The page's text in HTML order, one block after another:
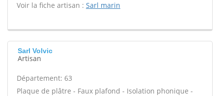
Voir la fiche artisan : Sarl marin
Sarl Volvic
Artisan
Département: 63
Plaque de plâtre - Faux plafond - Isolation phonique -